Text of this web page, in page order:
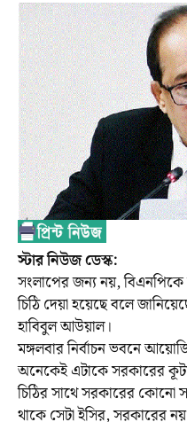
স্টার ‍নিউজ ডেস্ক:
সংলাপের জন্য নয়,
চিঠি দেয়া হয়েছে বলে
হাবিবুল আউয়াল।
মঙ্গলবার নির্বাচন ভবনে
অনেকেই এটাকে সরকারের
চিঠির সাথে সরকারের
থাকে সেটা ইসির, সরকারের